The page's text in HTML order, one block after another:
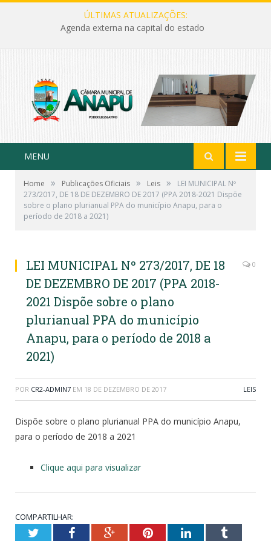
ÚLTIMAS ATUALIZAÇÕES:
Agenda externa na capital do estado
MENU
Home » Publicações Oficiais » Leis »
LEI MUNICIPAL Nº
273/2017, DE 18 DE DEZEMBRO DE 2017 (PPA 2018-2021 Dispõe
sobre o plano plurianual PPA do município Anapu, para o
período de 2018 a 2021)
LEI MUNICIPAL Nº 273/2017, DE 18
DE DEZEMBRO DE 2017 (PPA 2018-
2021 Dispõe sobre o plano
plurianual PPA do município
Anapu, para o período de 2018 a
2021)
0
POR CR2-ADMIN7 EM 18 DE DEZEMBRO DE 2017 LEIS
Dispõe sobre o plano plurianual PPA do município Anapu,
para o período de 2018 a 2021
Clique aqui para visualizar
COMPARTILHAR:
TwitterFacebookGoogle+PinterestLinkedInTumblr